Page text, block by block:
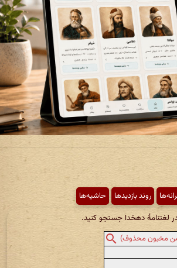
روند بازدیدها حاشیه‌ها
لغتنامهٔ دهخدا جستجو کنید.
مخبون محذوف)